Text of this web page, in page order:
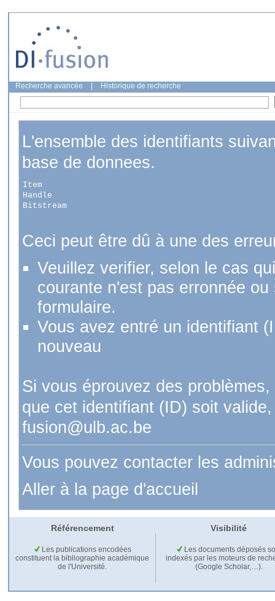
Recherche avancée Historique de recherche
L'ensemble des identifiants
base de donnees.
Item
Handle
Bitstream
Ceci peut être dû à une des
Veuillez verifier, selon le cas
courante n'est pas erronnée
formulaire.
Vous avez entré un identifiant
nouveau
Si vous éprouvez des
que cet identifiant (ID) soit
fusion@ulb.ac.be
Vous pouvez contacter les
Aller à la page d'accueil
Référencement Visibilité
Les publications encodées
constituent la bibliographie académique
de l'Université.
Les documents déposés
indexés par les moteurs de
(Google Scholar,…).